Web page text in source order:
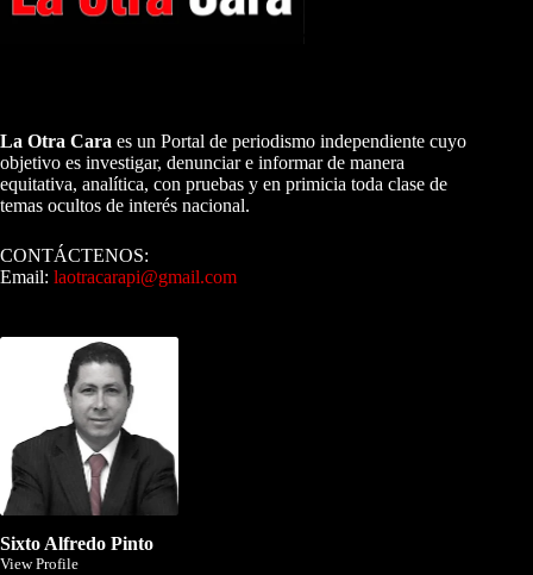
La Otra Cara es un Portal de periodismo independiente cuyo
objetivo es investigar, denunciar e informar de manera
equitativa, analítica, con pruebas y en primicia toda clase de
temas ocultos de interés nacional.
CONTÁCTENOS:
Email: laotracarapi@gmail.com
Sixto Alfredo Pinto
View Profile